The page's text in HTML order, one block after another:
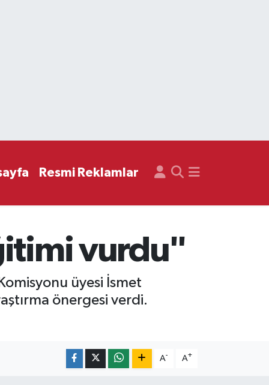
Resmi Reklamlar
vurdu"
üyesi İsmet
önergesi verdi.
A- A+